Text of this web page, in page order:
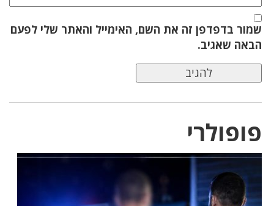
שמור בדפדפן זה את השם, האימייל והאתר שלי לפעם
הבאה שאגיב.
פופולרי